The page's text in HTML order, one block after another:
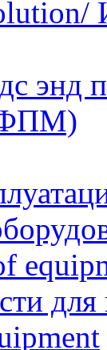
энд
для